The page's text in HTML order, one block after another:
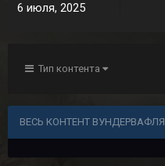
6 июля, 2025
Тип контента
ВЕСЬ КОНТЕНТ ВУНДЕРВАФЛЯ